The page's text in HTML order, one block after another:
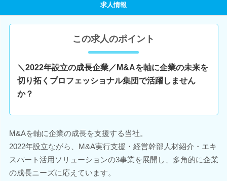
求人情報
この求人のポイント
＼2022年設立の成長企業／M&Aを軸に企業の未来を
切り拓くプロフェッショナル集団で活躍しません
か？
M&Aを軸に企業の成長を支援する当社。
2022年設立ながら、M&A実行支援・経営幹部人材紹介・エキ
スパート活用ソリューションの3事業を展開し、多角的に企業
の成長ニーズに応えています。